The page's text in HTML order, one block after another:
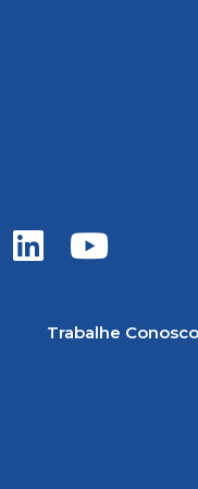
Trabalhe Conosco